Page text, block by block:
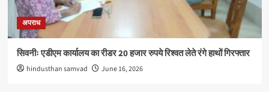
अपराध
सिवनीः एडीएम कार्यालय का रीडर 20 हजार रुपये रिश्वत लेते रंगे हाथों गिरफ्तार
hindusthan samvad June 16, 2026